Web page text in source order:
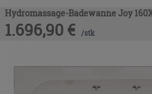
Hydromassage-Badewanne Joy
1.696,90 € /stk